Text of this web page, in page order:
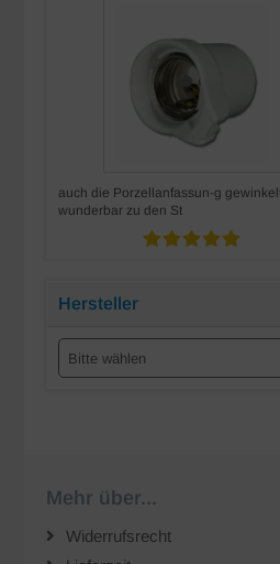
auch die Porzellanfassun-g
wunderbar zu den St
Hersteller
Bitte wählen
Mehr über...
Widerrufsrecht